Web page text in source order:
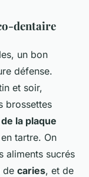
dentaire
un bon
défense.
et soir,
brossettes
la plaque
tartre. On
aliments sucrés
de caries, et de